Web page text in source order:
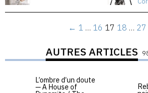
← 1 … 16 17 18 … 27
AUTRES ARTICLES
L’ombre d’un doute
— A House of